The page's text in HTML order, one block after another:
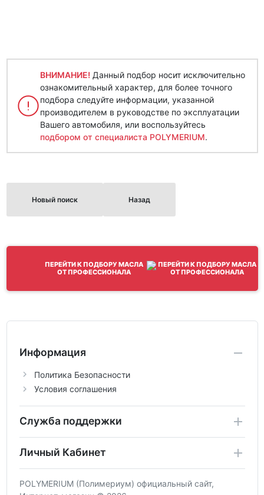
ВНИМАНИЕ! Данный подбор носит исключительно
ознакомительный характер, для более точного
подбора следуйте информации, указанной
производителем в руководстве по эксплуатации
Вашего автомобиля, или воспользуйтесь
подбором от специалиста POLYMERIUM.
Новый поиск Назад
ПЕРЕЙТИ К ПОДБОРУ МАСЛА
ОТ ПРОФЕССИОНАЛА
Информация
Политика Безопасности
Условия соглашения
Служба поддержки
Личный Кабинет
POLYMERIUM (Полимериум) официальный сайт,